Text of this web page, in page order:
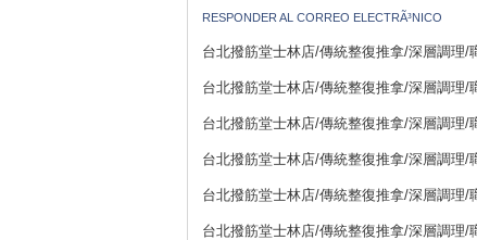
RESPONDER AL CORREO ELECTRÃ³NICO
台北撥筋堂士林店/傳統整復推拿/深層調理/
台北撥筋堂士林店/傳統整復推拿/深層調理/
台北撥筋堂士林店/傳統整復推拿/深層調理/
台北撥筋堂士林店/傳統整復推拿/深層調理/
台北撥筋堂士林店/傳統整復推拿/深層調理/
台北撥筋堂士林店/傳統整復推拿/深層調理/